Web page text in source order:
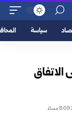
سياسة
الاتفاق